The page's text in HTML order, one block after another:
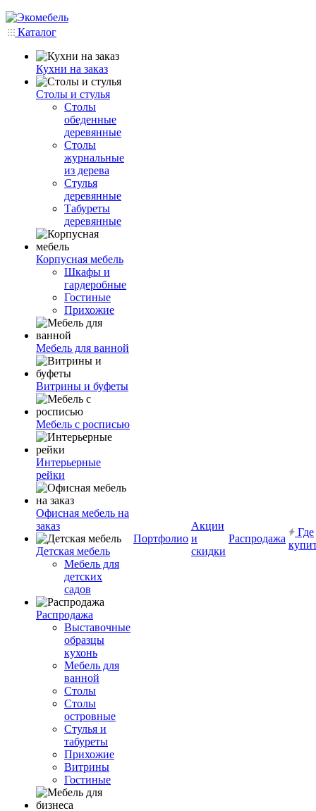
Каталог
Кухни на заказ
Столы и стулья
Столы
обеденные
деревянные
Столы
журнальные
из дерева
Стулья
деревянные
Табуреты
деревянные
Корпусная мебель
Шкафы и
гардеробные
Гостиные
Прихожие
Мебель для ванной
Витрины и буфеты
Мебель с росписью
Интерьерные
рейки
Офисная мебель на
заказ
Детская мебель
Мебель для
детских
садов
Распродажа
Выставочные
образцы
кухонь
Мебель для
ванной
Столы
Столы
островные
Стулья и
табуреты
Прихожие
Витрины
Гостиные
Портфолио
Акции
и
скидки
Распродажа
Где